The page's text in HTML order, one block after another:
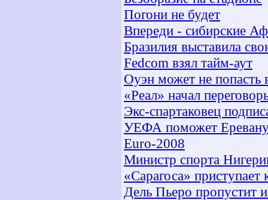
Погони не будет
Впереди - сибирские
Бразилия выставила
Fedcom взял тайм-аут
Оуэн может не
«Реал» начал
Экс-спартаковец
УЕФА поможет Еревану
Euro-2008
Министр спорта
«Сарагоса»
Дель Пьеро пропустит